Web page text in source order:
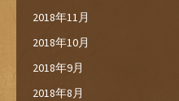
2018年11月
2018年10月
2018年9月
2018年8月